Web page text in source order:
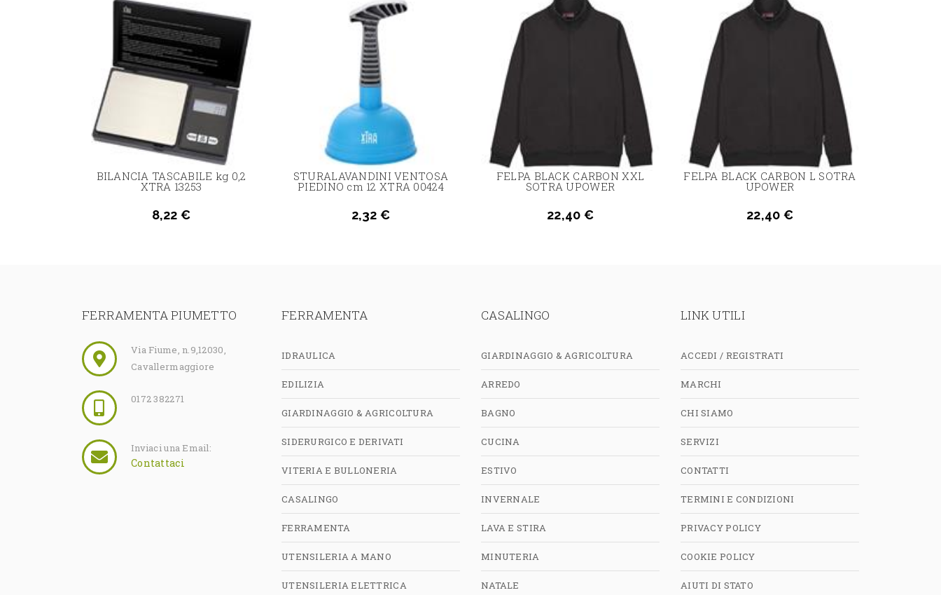
BILANCIA TASCABILE kg 0,2
XTRA 13253
8,22 €
STURALAVANDINI VENTOSA
PIEDINO cm 12 XTRA 00424
2,32 €
FELPA BLACK CARBON XXL
SOTRA UPOWER
22,40 €
FELPA BLACK CARBON L SOTRA
UPOWER
22,40 €
FERRAMENTA PIUMETTO
Via Fiume, n.9,12030,
Cavallermaggiore
0172 382271
Inviaci una Email:
Contattaci
FERRAMENTA
IDRAULICA
EDILIZIA
GIARDINAGGIO & AGRICOLTURA
SIDERURGICO E DERIVATI
VITERIA E BULLONERIA
CASALINGO
FERRAMENTA
UTENSILERIA A MANO
UTENSILERIA ELETTRICA
CASALINGO
GIARDINAGGIO & AGRICOLTURA
ARREDO
BAGNO
CUCINA
ESTIVO
INVERNALE
LAVA E STIRA
MINUTERIA
NATALE
LINK UTILI
ACCEDI / REGISTRATI
MARCHI
CHI SIAMO
SERVIZI
CONTATTI
TERMINI E CONDIZIONI
PRIVACY POLICY
COOKIE POLICY
AIUTI DI STATO